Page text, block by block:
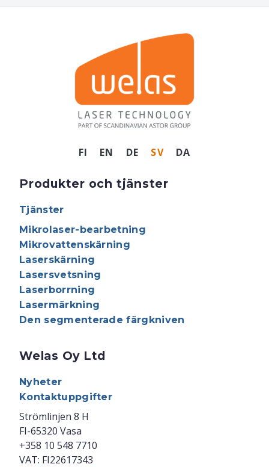
FI EN DE SV DA
Produkter och tjänster
Tjänster
Mikrolaser-bearbetning
Mikrovattenskärning
Laserskärning
Lasersvetsning
Laserborrning
Lasermärkning
Den segmenterade färgkniven
Welas Oy Ltd
Nyheter
Kontaktuppgifter
Strömlinjen 8 H
FI-65320 Vasa
+358 10 548 7710
VAT: FI22617343